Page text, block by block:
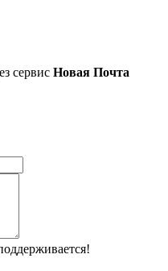
сервис Новая Почта